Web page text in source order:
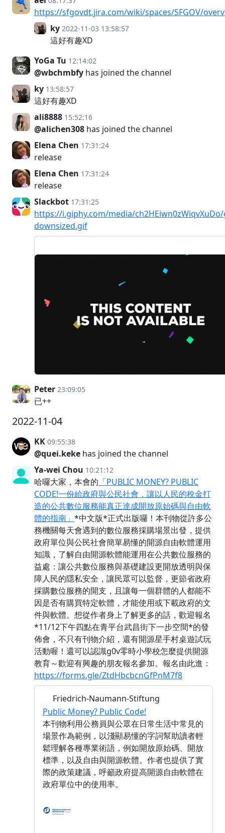
https://sfgovdt.jira.com/wiki/spaces/SFGOV/
ky 2022-11-03 13:58:57
這好有趣XD
YoGa Tu 12:14:02
@wbchmbfy has joined the channel
ky 13:58:57
這好有趣XD
ali8888 15:52:16
@alichen308 has joined the channel
Elena Chen 17:31:24
release
Elena Chen 17:31:24
release
Slackbot 17:31:25
https://i.giphy.com/media/
downsized.gif
Peter 23:09:05
已++
2022-11-04
KK 09:55:38
@quei.keke has joined the channel
Ya-wei Chou 10:21:12
哈囉大家，本會的 「PUBLIC MONEY? PUBLIC
CODE!一份給政府與公民社會，讓以人民的稅金打
造的公共數位服務能真正達成開放原始碼與自由軟
體的指南」 *中文版*正式出版囉！本刊物從許多公
務機關每天會遇到的數位服務採購場景出發，提供
政府單位與公民社會簡單易懂的開源自由軟體運用
知識，了解自由開源軟體能運用在公共數位服務的
益處：讓公共數位服務與基礎建設更開放透明與保
障人民的隱私安全，讓民眾可以監督，更節省政府
採購數位服務的開支，且讓每一個群體的人都能不
因是否有購買特定軟體，才能使用或下載政府的文
件與軟體。想從作者身上了解更多的話，歡迎報名
*11/12下午四點在青平台武昌街下一步空間*的發
佈會，不只有刊物介紹，還有開源星手村桌遊試玩
活動喔！還可以認識g0v零時小學校怎麼提供開源
教育～歡迎有興趣的朋友報名參加。報名由此進：
https://forms.gle/ZtdHbcbcnGfPnM7f8
Friedrich-Naumann-Stiftung
Public Money? Public Code!
本刊物利用公務員與公眾在日常生活中常見的
場景作為範例，以淺顯易懂的字詞幫助讀者輕
鬆理解各種專業術語，例如開放原始碼、開放
標準，以及自由與開源軟體。作者也提供了實
際的政策建議，呼籲政府提高開源自由軟體在
政府單位中的使用率。